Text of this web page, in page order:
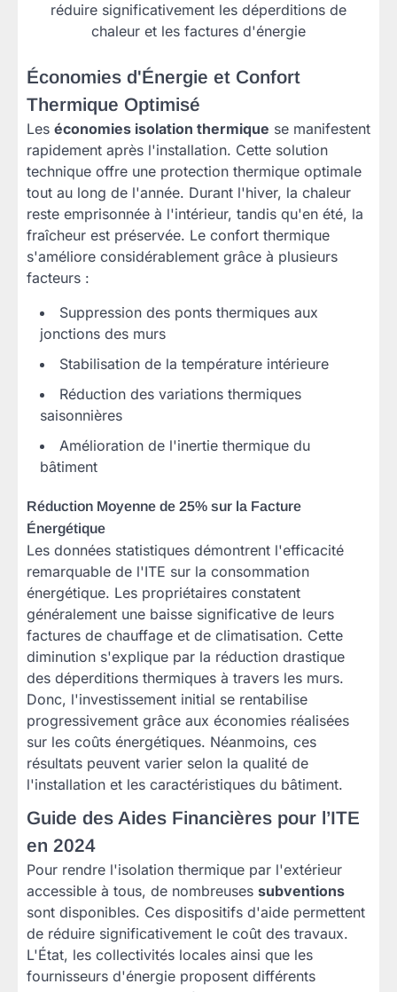
réduire significativement les déperditions de
chaleur et les factures d'énergie
Économies d'Énergie et Confort
Thermique Optimisé
Les économies isolation thermique se manifestent
rapidement après l'installation. Cette solution
technique offre une protection thermique optimale
tout au long de l'année. Durant l'hiver, la chaleur
reste emprisonnée à l'intérieur, tandis qu'en été, la
fraîcheur est préservée. Le confort thermique
s'améliore considérablement grâce à plusieurs
facteurs :
Suppression des ponts thermiques aux
jonctions des murs
Stabilisation de la température intérieure
Réduction des variations thermiques
saisonnières
Amélioration de l'inertie thermique du
bâtiment
Réduction Moyenne de 25% sur la Facture
Énergétique
Les données statistiques démontrent l'efficacité
remarquable de l'ITE sur la consommation
énergétique. Les propriétaires constatent
généralement une baisse significative de leurs
factures de chauffage et de climatisation. Cette
diminution s'explique par la réduction drastique
des déperditions thermiques à travers les murs.
Donc, l'investissement initial se rentabilise
progressivement grâce aux économies réalisées
sur les coûts énergétiques. Néanmoins, ces
résultats peuvent varier selon la qualité de
l'installation et les caractéristiques du bâtiment.
Guide des Aides Financières pour l’ITE
en 2024
Pour rendre l'isolation thermique par l'extérieur
accessible à tous, de nombreuses subventions
sont disponibles. Ces dispositifs d'aide permettent
de réduire significativement le coût des travaux.
L'État, les collectivités locales ainsi que les
fournisseurs d'énergie proposent différents